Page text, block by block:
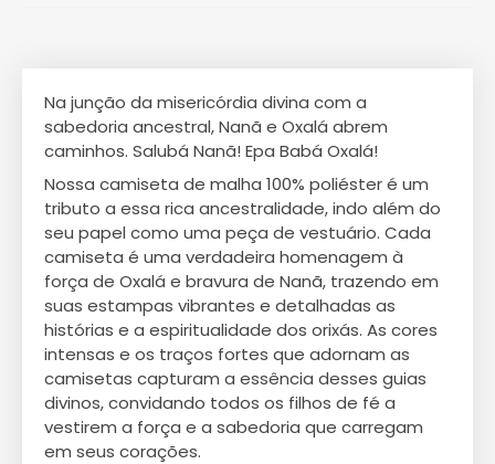
Na junção da misericórdia divina com a
sabedoria ancestral, Nanã e Oxalá abrem
caminhos. Salubá Nanã! Epa Babá Oxalá!
Nossa camiseta de malha 100% poliéster é um
tributo a essa rica ancestralidade, indo além do
seu papel como uma peça de vestuário. Cada
camiseta é uma verdadeira homenagem à
força de Oxalá e bravura de Nanã, trazendo em
suas estampas vibrantes e detalhadas as
histórias e a espiritualidade dos orixás. As cores
intensas e os traços fortes que adornam as
camisetas capturam a essência desses guias
divinos, convidando todos os filhos de fé a
vestirem a força e a sabedoria que carregam
em seus corações.